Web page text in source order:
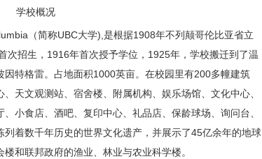
学校概况
（简称UBC大学),是根据1908年不列颠哥伦比亚省立
次招生，1916年首次授予学位，1925年，学校搬迁到了温
特格雷。占地面积1000英亩。在校园里有200多幢建筑
天文观测站、宿舍楼、附属机构、娱乐场馆、文化中心、
小食店、酒吧、复印中心、礼品店、保龄球场、询问台、
着数千年历史的世界文化遗产，并展示了45亿余年的地球
和联邦政府的渔业、林业与农业科学楼。